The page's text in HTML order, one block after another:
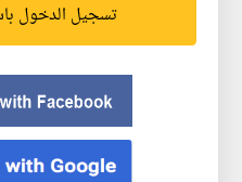
تسجيل الدخول